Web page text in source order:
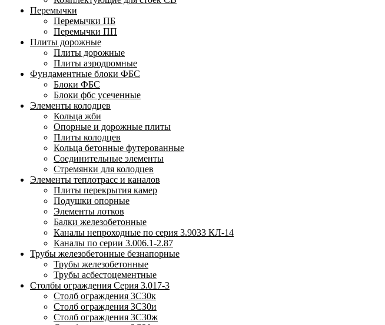
Перемычки
Перемычки ПБ
Перемычки ПП
Плиты дорожные
Плиты дорожные
Плиты аэродромные
Фундаментные блоки ФБС
Блоки ФБС
Блоки фбс усеченные
Элементы колодцев
Кольца жби
Опорные и дорожные плиты
Плиты колодцев
Кольца бетонные футерованные
Соединительные элементы
Стремянки для колодцев
Элементы теплотрасс и каналов
Плиты перекрытия камер
Подушки опорные
Элементы лотков
Балки железобетонные
Каналы непроходные по серия 3.9033 КЛ-14
Каналы по серии 3.006.1-2.87
Трубы железобетонные безнапорные
Трубы железобетонные
Трубы асбестоцементные
Столбы ограждения Серия 3.017-3
Столб ограждения 3С30к
Столб ограждения 3С30и
Столб ограждения 3С30ж